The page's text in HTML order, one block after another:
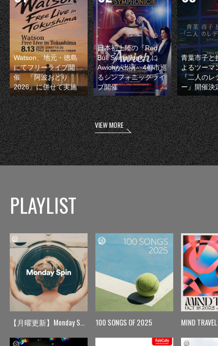
Watson、地元・徳島
にてフリーライブ開
催 『阿波おどり
2026』に併せて実施
日本初上陸の『Red
Bull Symphonic』に
Awichが出演 4都市巡
るシンフォニックライ
ブ開催
青葉市子と
よるツーマ
『二人のレ
ー』開催決
VIEW MORE
PLAYLIST
【月曜更新】Monday Spin 100 SONGS OF 2025 MIND TRAVEL